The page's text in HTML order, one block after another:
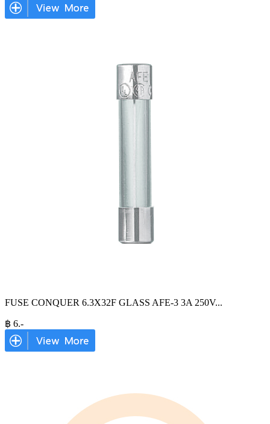
FUSE CONQUER 6.3X32F GLASS AFE-3 3A 250V...
฿ 6.-